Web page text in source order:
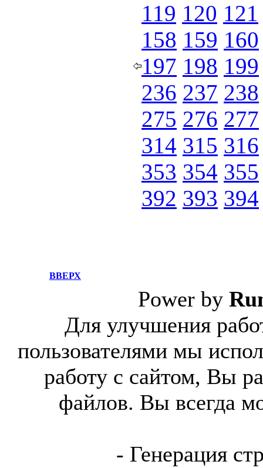
119 120 121
158 159 160
197 198 199
236 237 238
275 276 277
314 315 316
353 354 355
392 393 394
ВВЕРХ
Power by
Для улучшения
пользователями мы
работу с сайтом, Вы
файлов. Вы всегда
- Генерация